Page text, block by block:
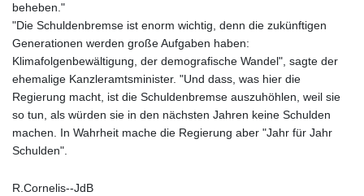
beheben."
"Die Schuldenbremse ist enorm wichtig, denn die zukünftigen
Generationen werden große Aufgaben haben:
Klimafolgenbewältigung, der demografische Wandel", sagte der
ehemalige Kanzleramtsminister. "Und dass, was hier die
Regierung macht, ist die Schuldenbremse auszuhöhlen, weil sie
so tun, als würden sie in den nächsten Jahren keine Schulden
machen. In Wahrheit mache die Regierung aber "Jahr für Jahr
Schulden".
R.Cornelis--JdB